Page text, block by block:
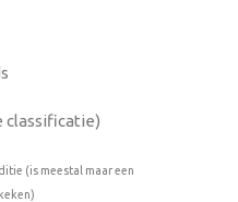
classificatie)
(is meestal maar een